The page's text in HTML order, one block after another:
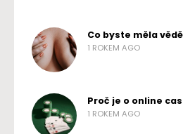
Co byste měla
1 ROKEM AGO
Proč je o online
1 ROKEM AGO